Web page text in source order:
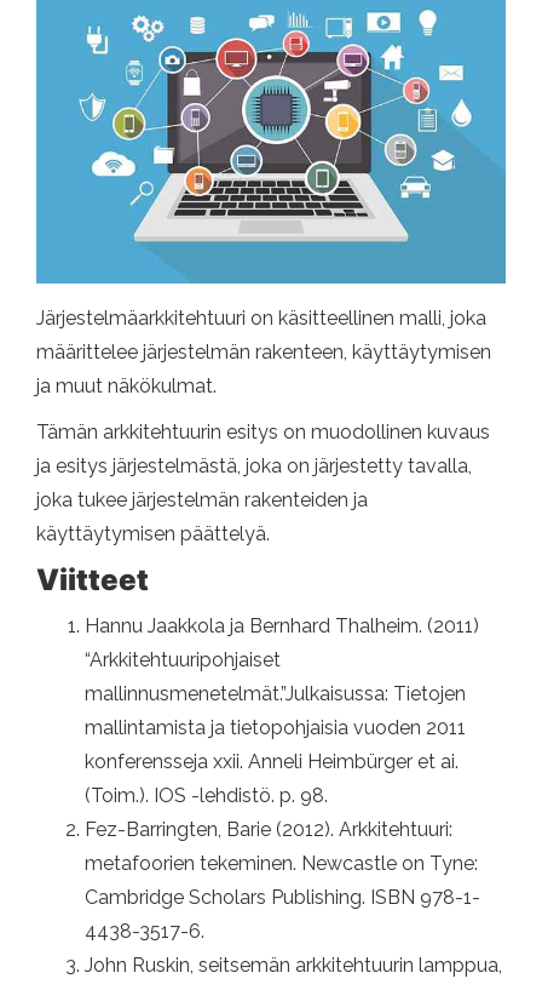
Järjestelmäarkkitehtuuri on käsitteellinen malli, joka
määrittelee järjestelmän rakenteen, käyttäytymisen
ja muut näkökulmat.
Tämän arkkitehtuurin esitys on muodollinen kuvaus
ja esitys järjestelmästä, joka on järjestetty tavalla,
joka tukee järjestelmän rakenteiden ja
käyttäytymisen päättelyä.
Viitteet
Hannu Jaakkola ja Bernhard Thalheim. (2011)
“Arkkitehtuuripohjaiset
mallinnusmenetelmät.”Julkaisussa: Tietojen
mallintamista ja tietopohjaisia ​​vuoden 2011
konferensseja xxii. Anneli Heimbürger et ai.
(Toim.). IOS -lehdistö. p. 98.
Fez-Barringten, Barie (2012). Arkkitehtuuri:
metafoorien tekeminen. Newcastle on Tyne:
Cambridge Scholars Publishing. ISBN 978-1-
4438-3517-6.
John Ruskin, seitsemän arkkitehtuurin lamppua,